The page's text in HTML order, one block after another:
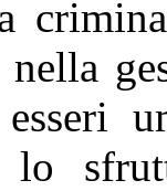
nella
lo